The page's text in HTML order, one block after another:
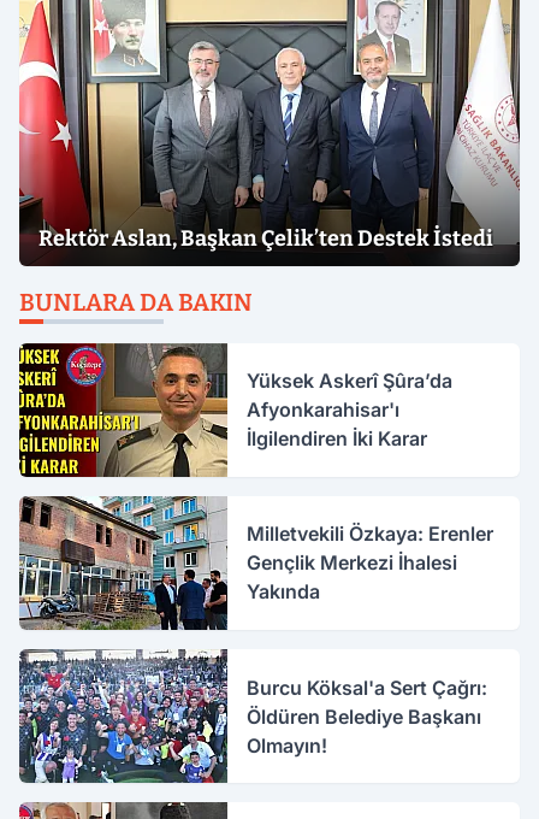
Rektör Aslan, Başkan Çelik’ten Destek İstedi
BUNLARA DA BAKIN
Yüksek Askerî Şûra’da
Afyonkarahisar'ı
İlgilendiren İki Karar
Milletvekili Özkaya: Erenler
Gençlik Merkezi İhalesi
Yakında
Burcu Köksal'a Sert Çağrı:
Öldüren Belediye Başkanı
Olmayın!